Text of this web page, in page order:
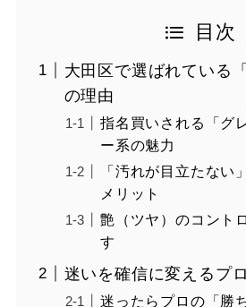
目次
大田区で選ばれている
の理由
指名買いされる「グ
ー系の魅力
「汚れが目立たない
メリット
艶（ツヤ）のコント
す
迷いを確信に変えるプ
迷ったらプロの「勝